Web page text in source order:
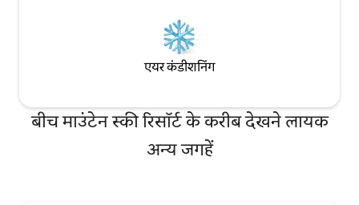
एयर कंडीशनिंग
बीच माउंटेन स्की रिसॉर्ट के करीब देखने लायक
अन्य जगहें